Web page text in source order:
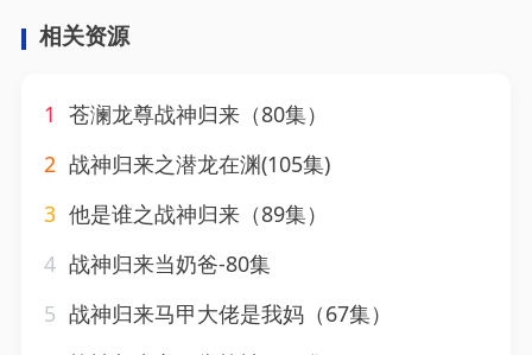
相关资源
1 苍澜龙尊战神归来（80集）
2 战神归来之潜龙在渊(105集)
3 他是谁之战神归来（89集）
4 战神归来当奶爸-80集
5 战神归来马甲大佬是我妈（67集）